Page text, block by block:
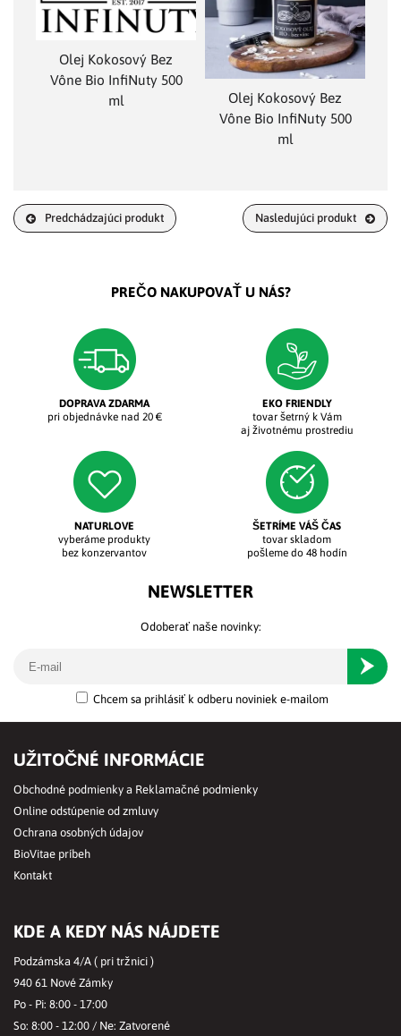
Olej Kokosový Bez
Vône Bio InfiNuty 500
ml
Olej Kokosový Bez
Vône Bio InfiNuty 500
ml
Predchádzajúci produkt Nasledujúci produkt
PREČO NAKUPOVAŤ U NÁS?
DOPRAVA ZDARMA
pri objednávke nad 20 €
EKO FRIENDLY
tovar šetrný k Vám
aj životnému prostrediu
NATURLOVE
vyberáme produkty
bez konzervantov
ŠETRÍME VÁŠ ČAS
tovar skladom
pošleme do 48 hodín
NEWSLETTER
Odoberať naše novinky:
Chcem sa prihlásiť k odberu noviniek e-mailom
UŽITOČNÉ INFORMÁCIE
Obchodné podmienky a Reklamačné podmienky
Online odstúpenie od zmluvy
Ochrana osobných údajov
BioVitae príbeh
Kontakt
KDE A KEDY NÁS NÁJDETE
Podzámska 4/A ( pri tržnici )
940 61 Nové Zámky
Po - Pi: 8:00 - 17:00
So: 8:00 - 12:00 / Ne: Zatvorené